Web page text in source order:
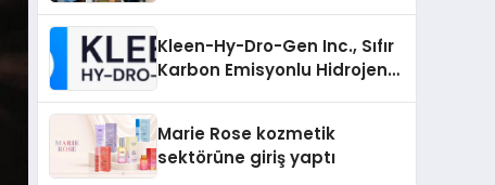
Kleen-Hy-Dro-Gen Inc., Sıfır
Karbon Emisyonlu Hidrojen
Aldı
Marie Rose kozmetik
sektörüne giriş yaptı